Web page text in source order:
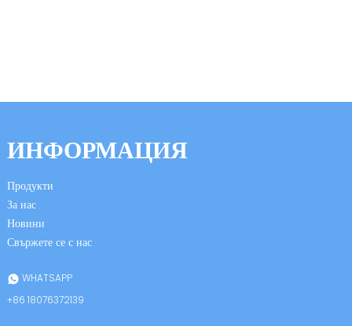
ИНФОРМАЦИЯ
Продукти
За нас
Новини
Свържете се с нас
WHATSAPP
+86 18076372139